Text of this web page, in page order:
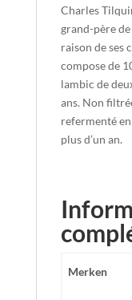
Charles
grand-père
raison de ses
compose de
lambic de
ans. Non
refermenté
plus d’un an.
Merken